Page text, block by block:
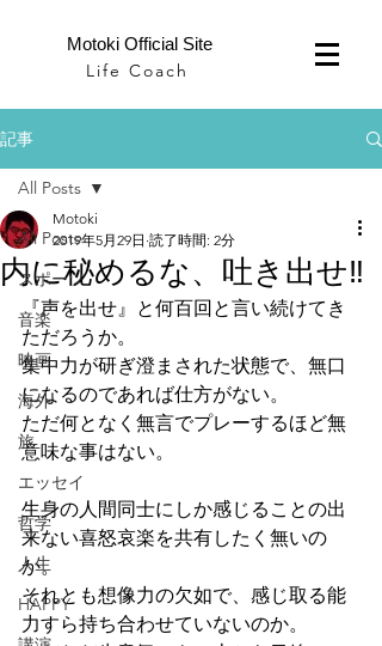
Motoki Official Site
Life Coach
記事
All Posts
スポーツ
音楽
映画
海外
旅
エッセイ
哲学
人生
HAPPY
All Posts
内に秘めるな、吐き出せ‼
Motoki
2019年5月29日 読了時間: 2分
『声を出せ』と何百回と言い続けてき
ただろうか。
集中力が研ぎ澄まされた状態で、無口
になるのであれば仕方がない。
ただ何となく無言でプレーするほど無
意味な事はない。
生身の人間同士にしか感じることの出
来ない喜怒哀楽を共有したく無いの
か。
それとも想像力の欠如で、感じ取る能
力すら持ち合わせていないのか。